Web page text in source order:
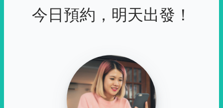
今日預約，明天出發！